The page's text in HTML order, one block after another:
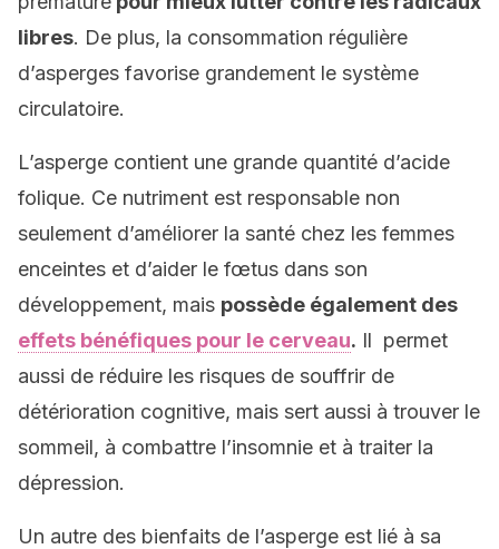
libres. De plus, la consommation régulière
d’asperges favorise grandement le système
circulatoire.
L’asperge contient une grande quantité d’acide
folique. Ce nutriment est responsable non
seulement d’améliorer la santé chez les femmes
enceintes et d’aider le fœtus dans son
développement, mais possède également des
effets bénéfiques pour le cerveau. Il permet
aussi de réduire les risques de souffrir de
détérioration cognitive, mais sert aussi à trouver le
sommeil, à combattre l’insomnie et à traiter la
dépression.
Un autre des bienfaits de l’asperge est lié à sa